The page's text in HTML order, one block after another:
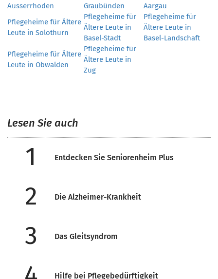
Ausserrhoden
Graubünden
Aargau
Pflegeheime für Ältere
Leute in Solothurn
Pflegeheime für
Ältere Leute in
Basel-Stadt
Pflegeheime für
Ältere Leute in
Basel-Landschaft
Pflegeheime für Ältere
Leute in Obwalden
Pflegeheime für
Ältere Leute in
Zug
Lesen Sie auch
1 Entdecken Sie Seniorenheim Plus
2 Die Alzheimer-Krankheit
3 Das Gleitsyndrom
Hilfe bei Pflegebedürftigkeit